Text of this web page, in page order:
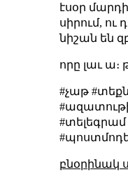
էսօր
սիրում, ու
նիշան են
որը լաւ ա։
#չաթ
#տելեգրամ
բնօրինակ